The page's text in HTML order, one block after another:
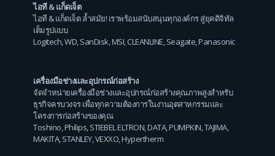
ไอที & แก็ดเจ็ต
ไอที & แก็ดเจ็ต ล้ำสมัย! เราพร้อมสนับสนุนทุกองค์กร สู่ยุคดิจิทัล
เต็มรูปแบบ
Logitech,WD,SanDisk,MSI,CLEANLINE,Seagate,Panasonic
เครื่องมือช่างและอุปกรณ์ก่อสร้าง
จัดจำหน่ายเครื่องมือช่างและอุปกรณ์ก่อสร้างคุณภาพสูงสำหรับ
ธุรกิจครบวงจร เพื่อทุกความต้องการในงานอุตสาหกรรมและ
โครงการก่อสร้างของคุณ
Toshino,Philips,STIEBEL ELTRON,DATA,PUMPKIN,TAJIMA,
MAKITA,STANLEY,VEXXO,Hypertherm